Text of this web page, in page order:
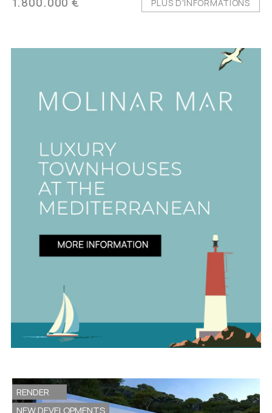
PLUS D'INFORMATIONS
RENDER
NEW DEVELOPMENTS